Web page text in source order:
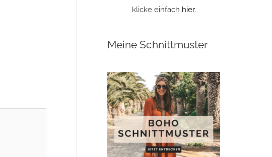
klicke einfach hier.
Meine Schnittmuster